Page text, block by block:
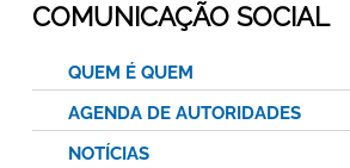
COMUNICAÇÃO SOCIAL
QUEM É QUEM
AGENDA DE AUTORIDADES
NOTÍCIAS